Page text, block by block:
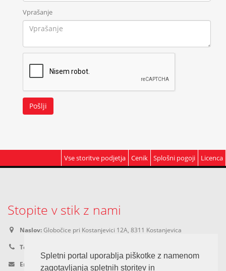
Spletni portal uporablja piškotke z namenom
zagotavljanja spletnih storitev in
Vprašanje
Pošlji
Vse storitve podjetja Cenik Splošni pogoji Licenca
Stopite v stik z nami
Naslov:Globočice pri Kostanjevici 12A, 8311 Kostanjevica
Telefon:
Email: nepremicnine@fleks.biz